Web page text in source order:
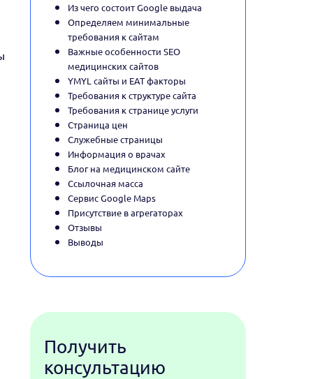
Из чего состоит Google выдача
Определяем минимальные
требования к сайтам
Важные особенности SEO
медицинских сайтов
YMYL сайты и EAT факторы
Требования к структуре сайта
Требования к странице услуги
Страница цен
Служебные страницы
Информация о врачах
Блог на медицинском сайте
Ссылочная масса
Сервис Google Maps
Присутствие в агрегаторах
Отзывы
Выводы
Получить
консультацию